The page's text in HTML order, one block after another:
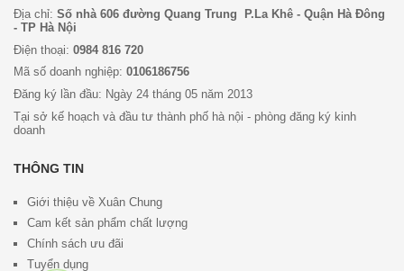
Địa chỉ: Số nhà 606 đường Quang Trung P.La Khê - Quận Hà Đông
- TP Hà Nội
Điện thoại: 0984 816 720
Mã số doanh nghiệp: 0106186756
Đăng ký lần đầu: Ngày 24 tháng 05 năm 2013
Tại sở kế hoạch và đầu tư thành phố hà nội - phòng đăng ký kinh
doanh
THÔNG TIN
Giới thiệu về Xuân Chung
Cam kết sản phẩm chất lượng
Chính sách ưu đãi
Tuyển dụng